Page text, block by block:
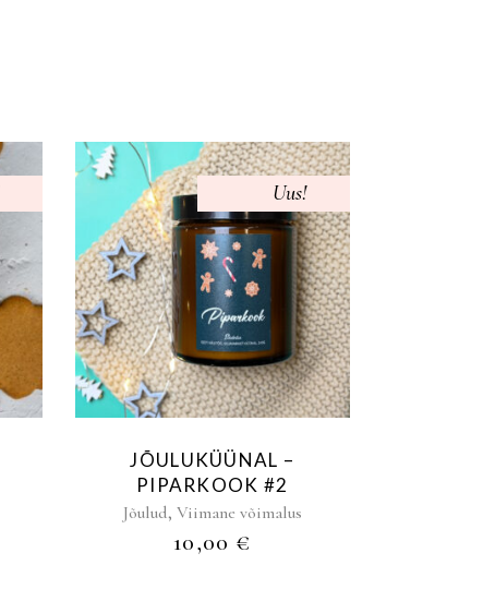
Müüdud
Uus!
JÕULUKÜÜNAL –
PIPARKOOK #2
Jõulud, Viimane võimalus
10,00 €